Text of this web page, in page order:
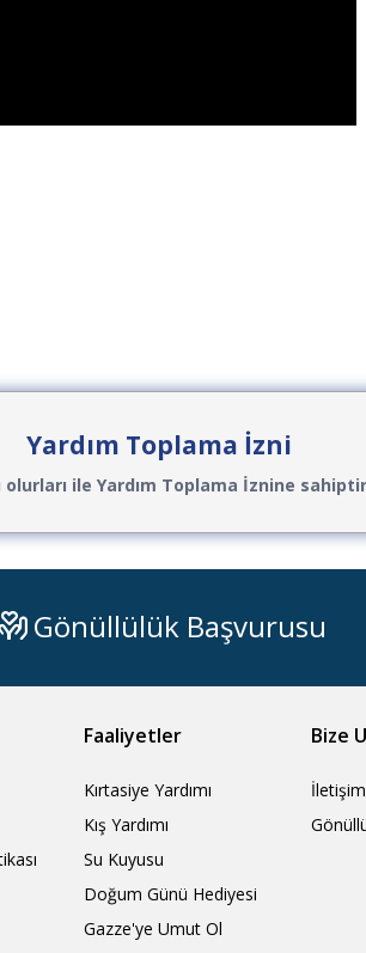
Yardım Toplama İzni
olurları ile Yardım Toplama İznine
Gönüllülük Başvurusu
Faaliyetler
Kırtasiye Yardımı
Kış Yardımı
Su Kuyusu
Doğum Günü Hediyesi
Gazze'ye Umut Ol
Bize